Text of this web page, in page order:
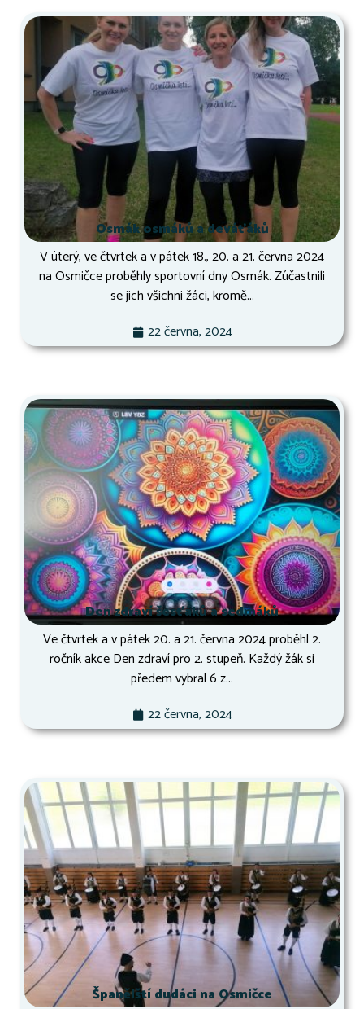
Osmák osmáků a deváťáků
V úterý, ve čtvrtek a v pátek 18., 20. a 21. června 2024
na Osmičce proběhly sportovní dny Osmák. Zúčastnili
se jich všichni žáci, kromě...
22 června, 2024
Den zdraví šesťáků a sedmáků
Ve čtvrtek a v pátek 20. a 21. června 2024 proběhl 2.
ročník akce Den zdraví pro 2. stupeň. Každý žák si
předem vybral 6 z...
22 června, 2024
Španělští dudáci na Osmičce